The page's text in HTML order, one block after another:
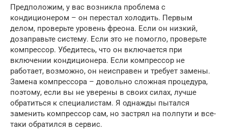
Предположим, у вас возникла проблема с
кондиционером – он перестал холодить. Первым
делом, проверьте уровень фреона. Если он низкий,
дозаправьте систему. Если это не помогло, проверьте
компрессор. Убедитесь, что он включается при
включении кондиционера. Если компрессор не
работает, возможно, он неисправен и требует замены.
Замена компрессора – довольно сложная процедура,
поэтому, если вы не уверены в своих силах, лучше
обратиться к специалистам. Я однажды пытался
заменить компрессор сам, но застрял на полпути и все-
таки обратился в сервис.